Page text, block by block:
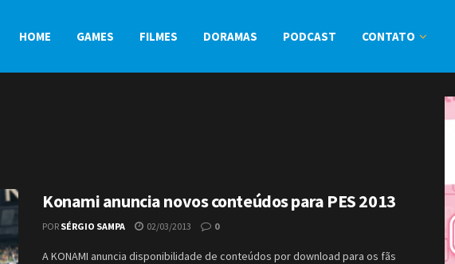
HOME GAMES FILMES DORAMAS PODCAST CONTATO
Konami anuncia novos conteúdos para PES 2013
POR SÉRGIO SAMPA 02/03/2013 0
A KONAMI anuncia disponibilidade de conteúdos por download para os fãs